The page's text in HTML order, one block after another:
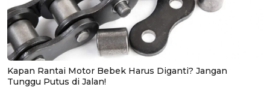
Kapan Rantai Motor Bebek Harus Diganti? Jangan
Tunggu Putus di Jalan!